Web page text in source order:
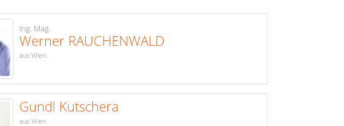
Ing. Mag.
Werner RAUCHENWALD
aus Wien
Gundl Kutschera
aus Wien